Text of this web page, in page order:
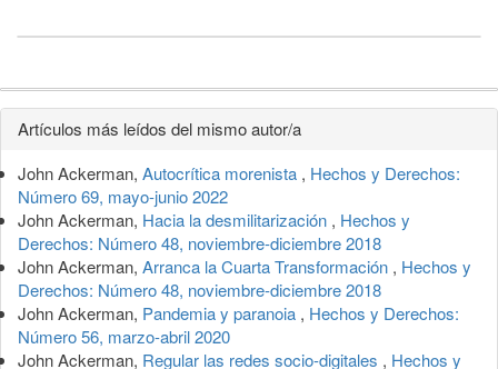
Detalles
del
artículo
Artículos más leídos del mismo autor/a
John Ackerman, Autocrítica morenista , Hechos y Derechos:
Número 69, mayo-junio 2022
John Ackerman, Hacia la desmilitarización , Hechos y
Derechos: Número 48, noviembre-diciembre 2018
John Ackerman, Arranca la Cuarta Transformación , Hechos y
Derechos: Número 48, noviembre-diciembre 2018
John Ackerman, Pandemia y paranoia , Hechos y Derechos:
Número 56, marzo-abril 2020
John Ackerman, Regular las redes socio-digitales , Hechos y